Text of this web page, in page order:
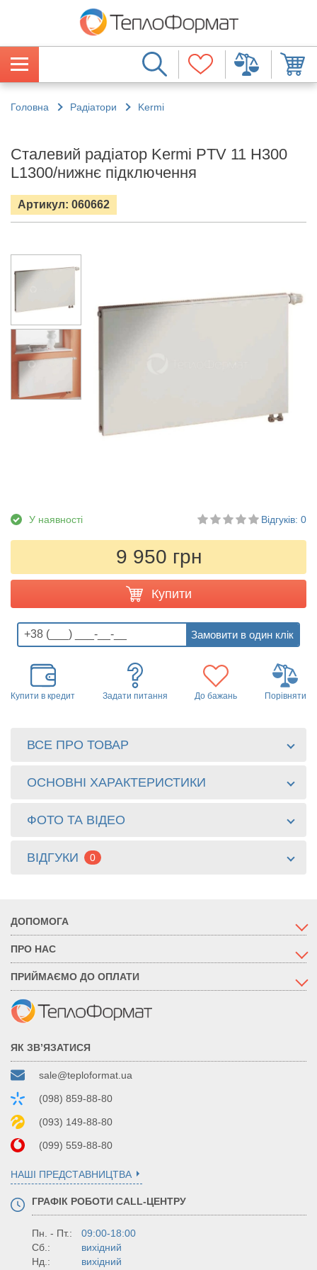
Головна Радіатори Kermi
Сталевий радіатор Kermi PTV 11 H300
L1300/нижнє підключення
Артикул: 060662
У наявності Відгуків: 0
9 950 грн
Купити
Купити в кредит Задати питання До бажань Порівняти
ВСЕ ПРО ТОВАР
ОСНОВНІ ХАРАКТЕРИСТИКИ
ФОТО ТА ВІДЕО
ВІДГУКИ 0
ДОПОМОГА
ПРО НАС
ПРИЙМАЄМО ДО ОПЛАТИ
ЯК ЗВ’ЯЗАТИСЯ
sale@teploformat.ua
(098) 859-88-80
(093) 149-88-80
(099) 559-88-80
НАШІ ПРЕДСТАВНИЦТВА
ГРАФІК РОБОТИ CALL-ЦЕНТРУ
Пн. - Пт.:
09:00-18:00
Сб.:
вихідний
Нд.:
вихідний